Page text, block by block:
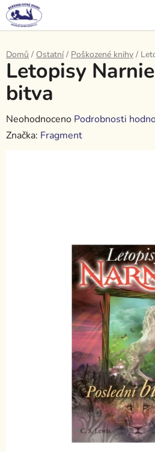
Přejít
na
obsah
Domů / Ostatní / Poškozené knihy /
Letopisy
bitva
Průměrné
hodnocení
Neohodnoceno Podrobnosti
Značka: Fragment